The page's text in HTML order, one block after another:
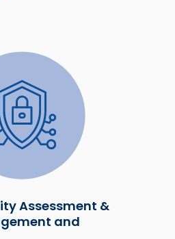
Assessment &
and